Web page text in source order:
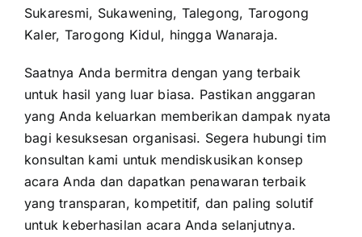
Sukaresmi, Sukawening, Talegong, Tarogong
Kaler, Tarogong Kidul, hingga Wanaraja.
Saatnya Anda bermitra dengan yang terbaik
untuk hasil yang luar biasa. Pastikan anggaran
yang Anda keluarkan memberikan dampak nyata
bagi kesuksesan organisasi. Segera hubungi tim
konsultan kami untuk mendiskusikan konsep
acara Anda dan dapatkan penawaran terbaik
yang transparan, kompetitif, dan paling solutif
untuk keberhasilan acara Anda selanjutnya.